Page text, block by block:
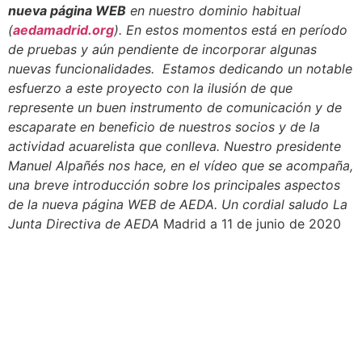
nueva página WEB en nuestro dominio habitual
(aedamadrid.org). En estos momentos está en período
de pruebas y aún pendiente de incorporar algunas
nuevas funcionalidades. Estamos dedicando un notable
esfuerzo a este proyecto con la ilusión de que
represente un buen instrumento de comunicación y de
escaparate en beneficio de nuestros socios y de la
actividad acuarelista que conlleva. Nuestro presidente
Manuel Alpañés nos hace, en el vídeo que se acompaña,
una breve introducción sobre los principales aspectos
de la nueva página WEB de AEDA. Un cordial saludo La
Junta Directiva de AEDA Madrid a 11 de junio de 2020